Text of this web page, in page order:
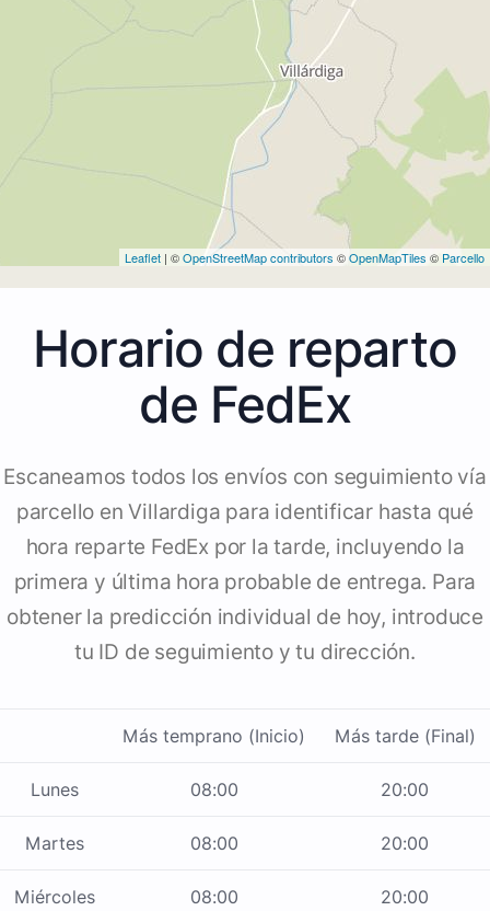
Leaflet | ©OpenStreetMap contributors ©OpenMapTiles © Parcello
Horario de reparto
de FedEx
Escaneamos todos los envíos con seguimiento vía
parcello en Villardiga para identificar hasta qué
hora reparte FedEx por la tarde, incluyendo la
primera y última hora probable de entrega. Para
obtener la predicción individual de hoy, introduce
tu ID de seguimiento y tu dirección.
Más temprano (Inicio) Más tarde (Final)
Lunes 08:00 20:00
Martes 08:00 20:00
Miércoles 08:00 20:00